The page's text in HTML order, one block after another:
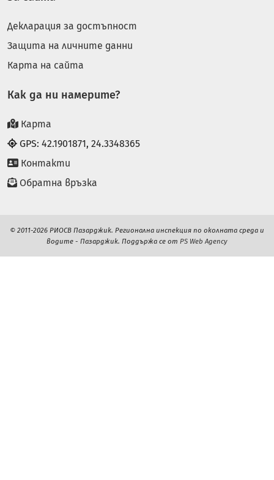
Декларация за достъпност
Защита на личните данни
Карта на сайта
Как да ни намерите?
Карта
GPS: 42.1901871, 24.3348365
Контакти
Обратна връзка
© 2011-2026 РИОСВ Пазарджик. Регионална инспекция по околната среда и
водите - Пазарджик. Поддържа се от PS Web Agency